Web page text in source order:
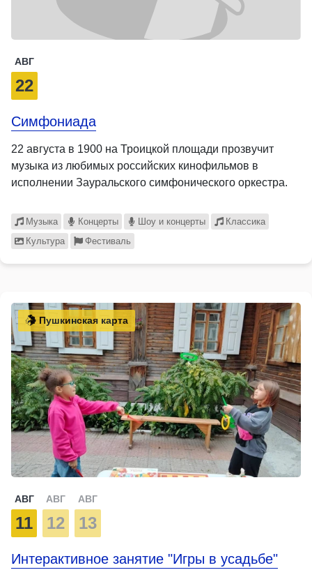
АВГ
22
Симфониада
22 августа в 1900 на Троицкой площади прозвучит
музыка из любимых российских кинофильмов в
исполнении Зауральского симфонического оркестра.
Музыка Концерты Шоу и концерты
Классика
Культура
Фестиваль
Пушкинская карта
АВГ
11
АВГ
12
АВГ
13
Интерактивное занятие "Игры в усадьбе"